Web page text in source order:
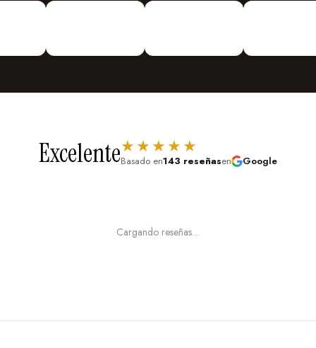
Decorativos De todo Tipo!
Urdesa Central Guayacanes entre
Excelente★★★★★
Basado en143 reseñasen Google
Cargando reseñas…